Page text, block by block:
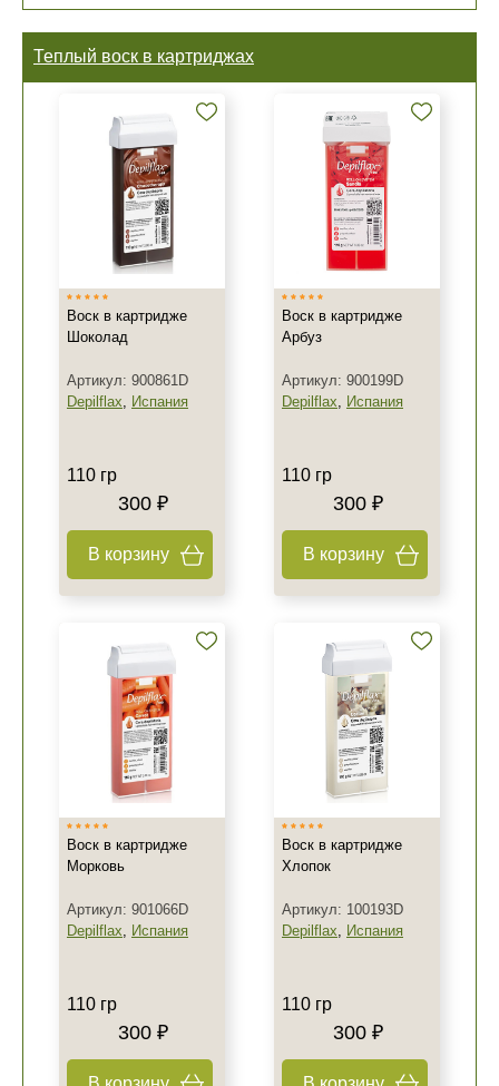
Теплый воск в картриджах
Воск в картридже
Шоколад
Артикул: 900861D
Depilflax, Испания
110 гр
300 ₽
В корзину
Воск в картридже
Арбуз
Артикул: 900199D
Depilflax, Испания
110 гр
300 ₽
В корзину
Воск в картридже
Морковь
Артикул: 901066D
Depilflax, Испания
110 гр
300 ₽
Воск в картридже
Хлопок
Артикул: 100193D
Depilflax, Испания
110 гр
300 ₽